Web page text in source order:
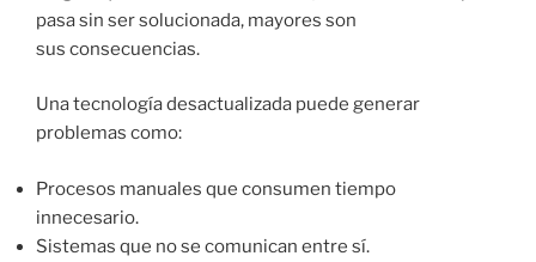
pasa sin ser solucionada, mayores son
sus consecuencias.
Una tecnología desactualizada puede generar
problemas como:
Procesos manuales que consumen tiempo
innecesario.
Sistemas que no se comunican entre sí.